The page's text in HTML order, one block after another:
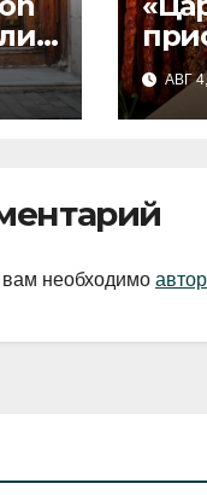
АВГ
необходимо